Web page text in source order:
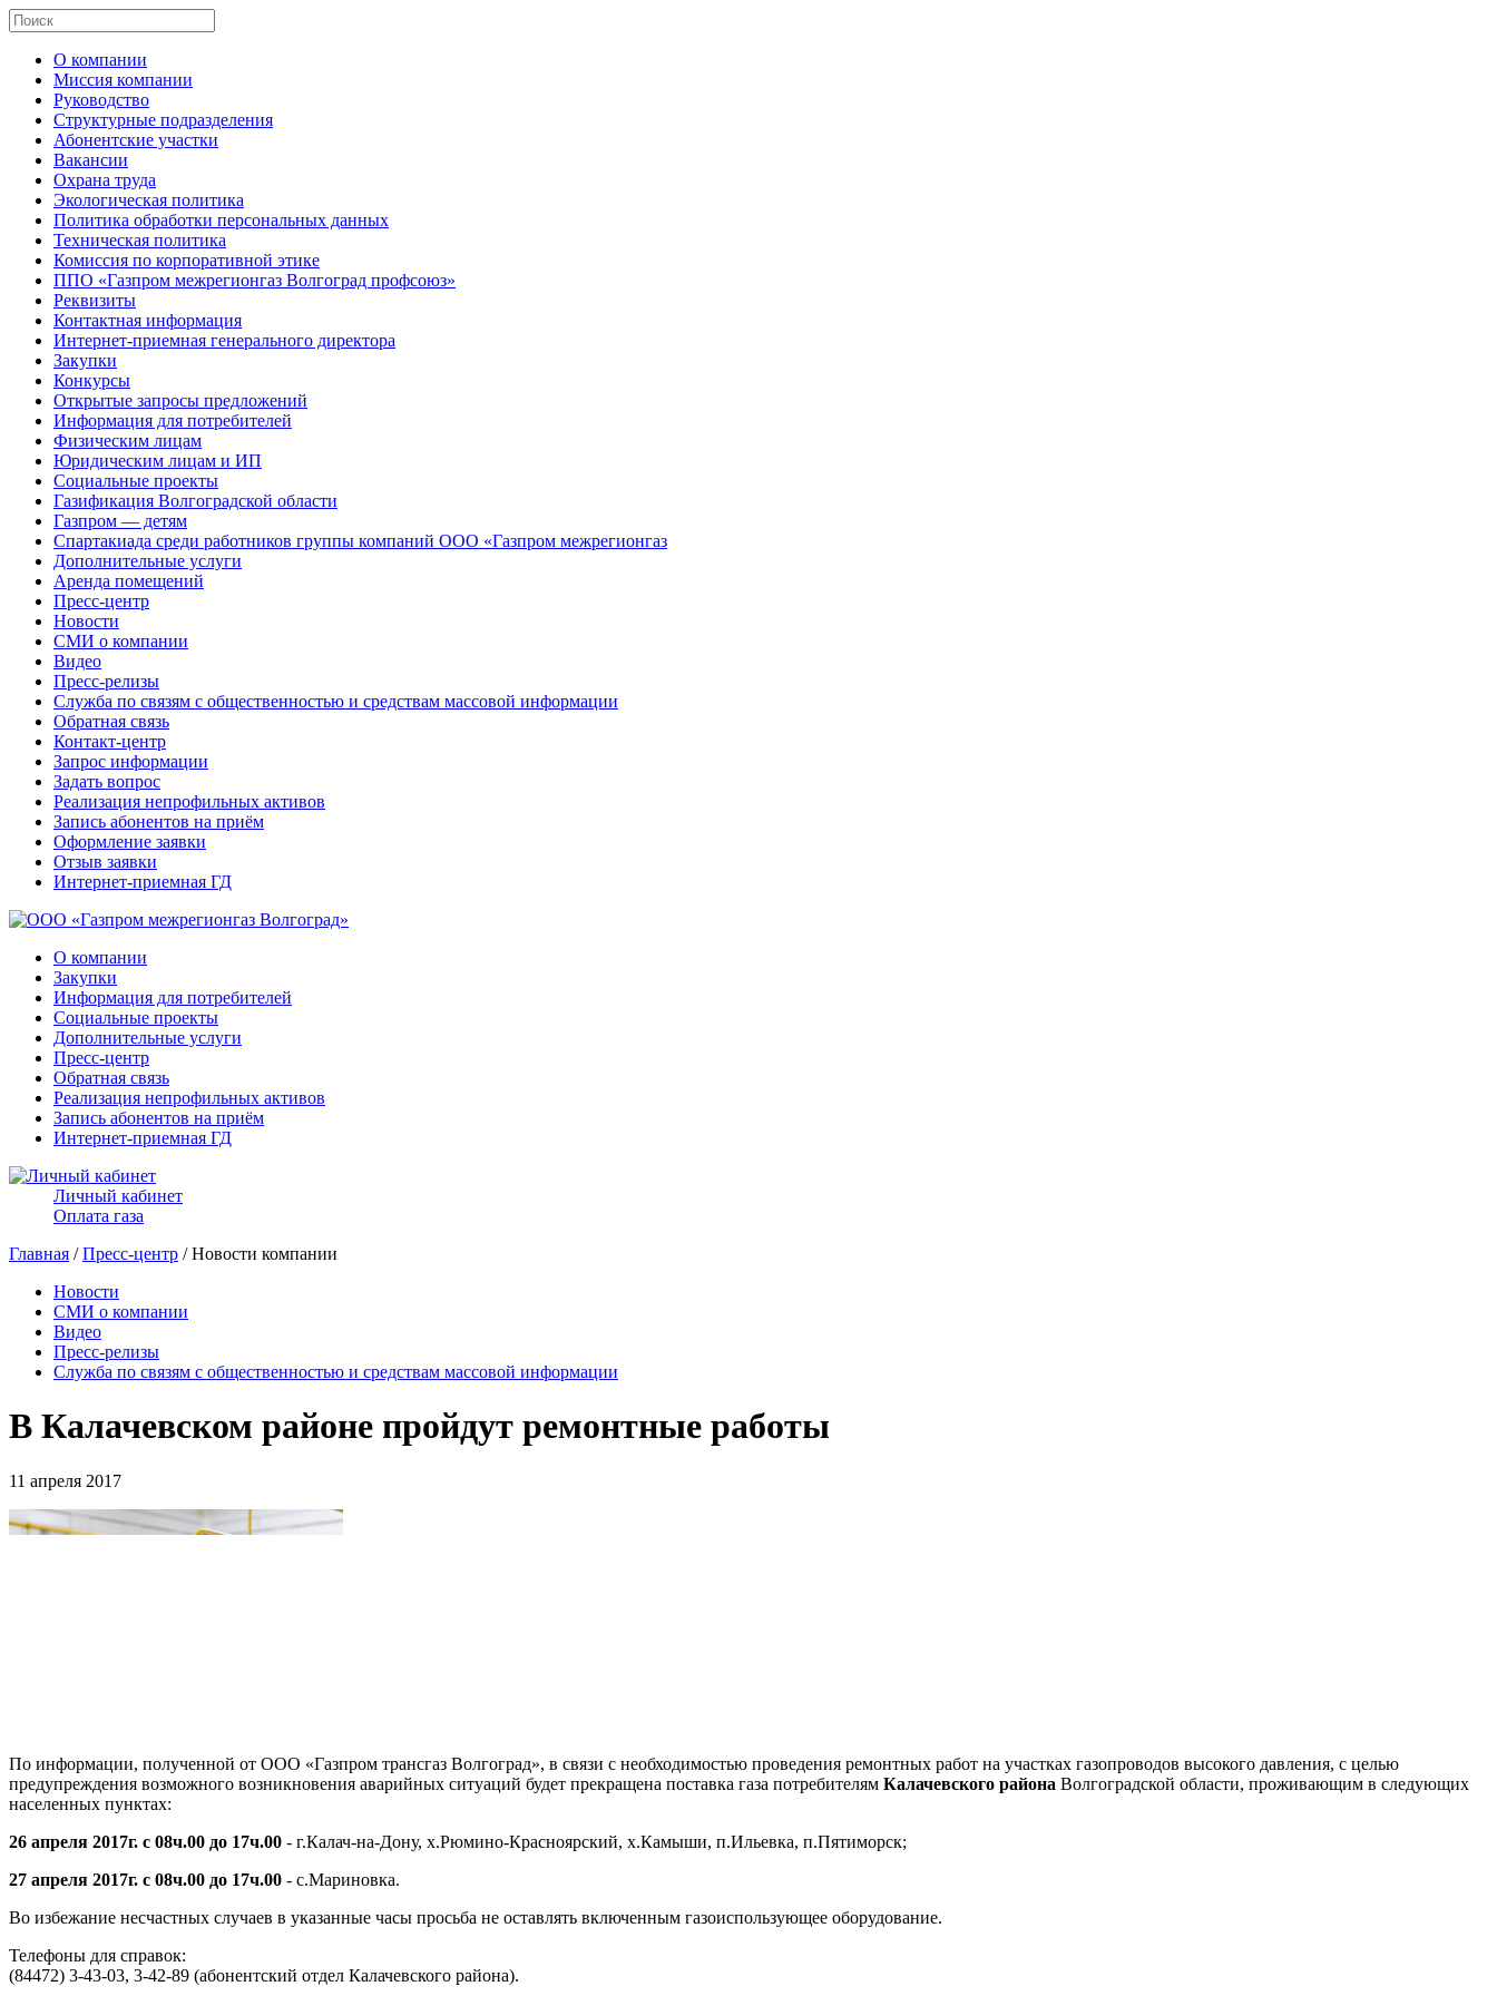
О компании
Миссия компании
Руководство
Структурные подразделения
Абонентские участки
Вакансии
Охрана труда
Экологическая политика
Политика обработки персональных данных
Техническая политика
Комиссия по корпоративной этике
ППО «Газпром межрегионгаз Волгоград профсоюз»
Реквизиты
Контактная информация
Интернет-приемная генерального директора
Закупки
Конкурсы
Открытые запросы предложений
Информация для потребителей
Физическим лицам
Юридическим лицам и ИП
Социальные проекты
Газификация Волгоградской области
Газпром — детям
Спартакиада среди работников группы компаний ООО «Газпром межрегионгаз
Дополнительные услуги
Аренда помещений
Пресс-центр
Новости
СМИ о компании
Видео
Пресс-релизы
Служба по связям с общественностью и средствам массовой информации
Обратная связь
Контакт-центр
Запрос информации
Задать вопрос
Реализация непрофильных активов
Запись абонентов на приём
Оформление заявки
Отзыв заявки
Интернет-приемная ГД
О компании
Закупки
Информация для потребителей
Социальные проекты
Дополнительные услуги
Пресс-центр
Обратная связь
Реализация непрофильных активов
Запись абонентов на приём
Интернет-приемная ГД
Личный кабинет
Оплата газа
Главная /Пресс-центр / Новости компании
Новости
СМИ о компании
Видео
Пресс-релизы
Служба по связям с общественностью и средствам массовой информации
В Калачевском районе пройдут ремонтные работы
11 апреля 2017
По информации, полученной от ООО «Газпром трансгаз Волгоград», в связи с необходимостью проведения ремонтных работ на участках газопроводов высокого давления, с целью
предупреждения возможного возникновения аварийных ситуаций будет прекращена поставка газа потребителям Калачевского района Волгоградской области, проживающим в следующих
населенных пунктах:
26 апреля 2017г. с 08ч.00 до 17ч.00 - г.Калач-на-Дону, х.Рюмино-Красноярский, х.Камыши, п.Ильевка, п.Пятиморск;
27 апреля 2017г. с 08ч.00 до 17ч.00 - с.Мариновка.
Во избежание несчастных случаев в указанные часы просьба не оставлять включенным газоиспользующее оборудование.
Телефоны для справок:
(84472) 3-43-03, 3-42-89 (абонентский отдел Калачевского района).